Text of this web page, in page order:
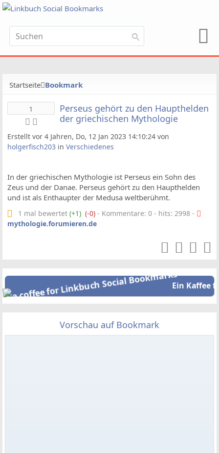
Startseite Bookmark
1
Perseus gehört zu den Haupthelden
der griechischen Mythologie
Erstellt vor 4 Jahren, Do, 12 Jan 2023 14:10:24 von
holgerfisch203 in Verschiedenes
In der griechischen Mythologie ist Perseus ein Sohn des
Zeus und der Danae. Perseus gehört zu den Haupthelden
und ist als Enthaupter der Medusa weltberühmt.
1 mal bewertet (+1) (-0) - Kommentare: 0 - hits: 2998 -
mythologie.forumieren.de
Ein Kaffee
Vorschau auf Bookmark